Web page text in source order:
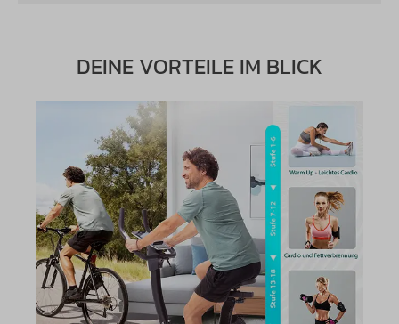
DEINE VORTEILE IM BLICK